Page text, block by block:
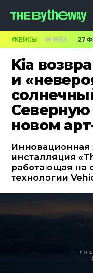
Kia
и
Северную
новом
Инновационная
инсталляция
работающая на
технологии
#КЕЙСЫ 1553 27